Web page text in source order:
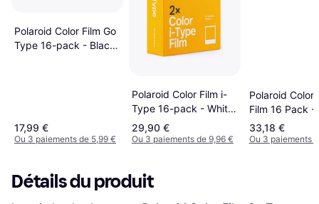
Polaroid Color Film Go
Type 16-pack - Black
17,99 €
Ou 3 paiements de 5,99 €
Polaroid Color Film i-
Type 16-pack - White
Frame
29,90 €
Ou 3 paiements de 9,96 €
Polaroid Color
Film 16 Pack -
Frame
33,18 €
Ou 3 paiements
Détails du produit